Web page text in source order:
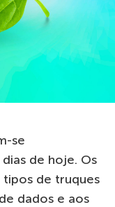
se
de hoje. Os
de truques
dados e aos